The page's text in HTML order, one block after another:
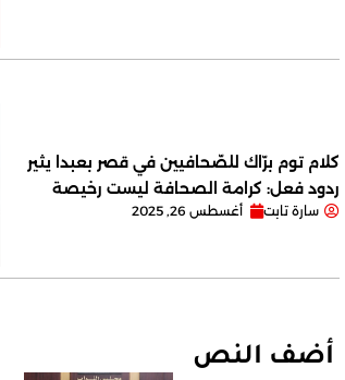
كلام توم برّاك للصّحافيين في قصر بعبدا يثير
ردود فعل: كرامة الصحافة ليست رخيصة
سارة تابت أغسطس 26, 2025
أضف النص